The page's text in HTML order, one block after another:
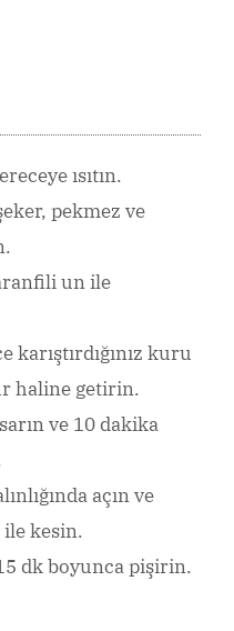
ısıtın.
pekmez ve
un ile
karıştırdığınız kuru
haline getirin.
ve 10 dakika
açın ve
ile kesin.
dk boyunca pişirin.